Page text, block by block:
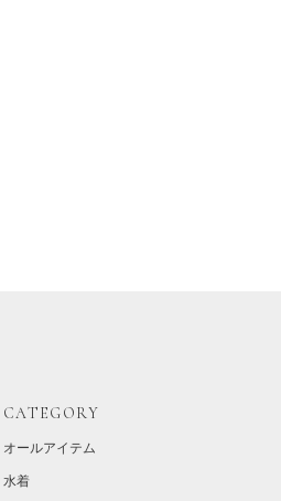
CATEGORY
オールアイテム
水着